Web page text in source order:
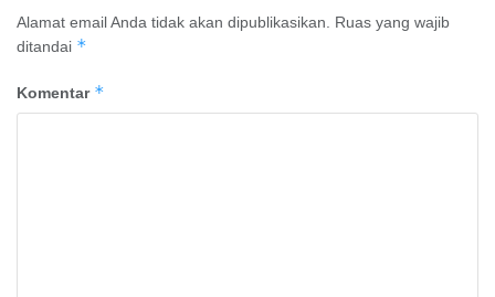
Alamat email Anda tidak akan dipublikasikan.
Ruas yang wajib
ditandai *
Komentar *